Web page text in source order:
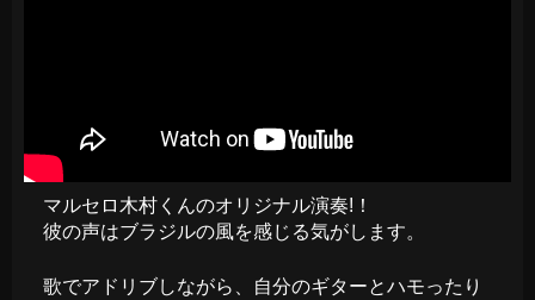
マルセロ木村くんのオリジナル演奏!！
彼の声はブラジルの風を感じる気がします。
歌でアドリブしながら、自分のギターとハモったり